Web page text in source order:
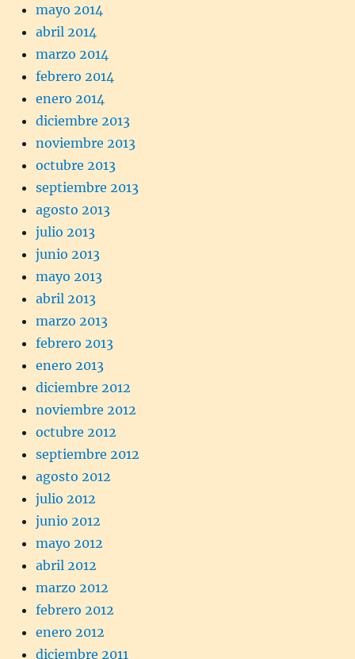
mayo 2014
abril 2014
marzo 2014
febrero 2014
enero 2014
diciembre 2013
noviembre 2013
octubre 2013
septiembre 2013
agosto 2013
julio 2013
junio 2013
mayo 2013
abril 2013
marzo 2013
febrero 2013
enero 2013
diciembre 2012
noviembre 2012
octubre 2012
septiembre 2012
agosto 2012
julio 2012
junio 2012
mayo 2012
abril 2012
marzo 2012
febrero 2012
enero 2012
diciembre 2011